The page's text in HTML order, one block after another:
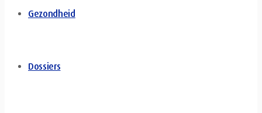
Gezondheid
Dossiers